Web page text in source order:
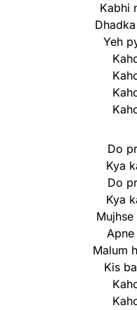
Kabhi
Yeh
Do
Kya
Do
Kya
Malum
Kis